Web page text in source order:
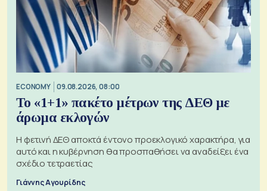
ECONOMY 09.08.2026, 08:00
Το «1+1» πακέτο μέτρων της ΔΕΘ με
άρωμα εκλογών
Η φετινή ΔΕΘ αποκτά έντονο προεκλογικό χαρακτήρα, για
αυτό και η κυβέρνηση θα προσπαθήσει να αναδείξει ένα
σχέδιο τετραετίας
Γιάννης Αγουρίδης